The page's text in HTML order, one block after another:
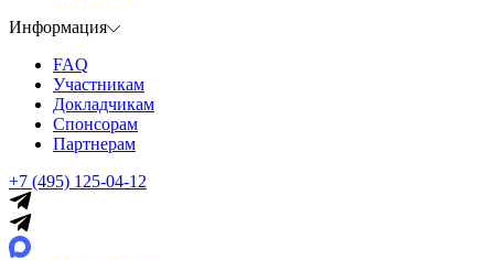
Информация
FAQ
Участникам
Докладчикам
Спонсорам
Партнерам
+7 (495) 125-04-12